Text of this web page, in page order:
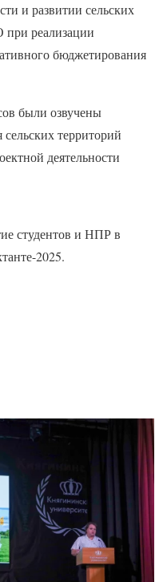
и развитии сельских
реализации
бюджетирования
были озвучены
территорий
деятельности
студентов и НПР в
2025.